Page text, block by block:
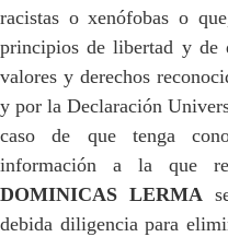
racistas o xenófobas o
principios de libertad y de
valores y derechos
y por la Declaración
caso de que tenga
información a la que
DOMINICAS LERMA
debida diligencia para